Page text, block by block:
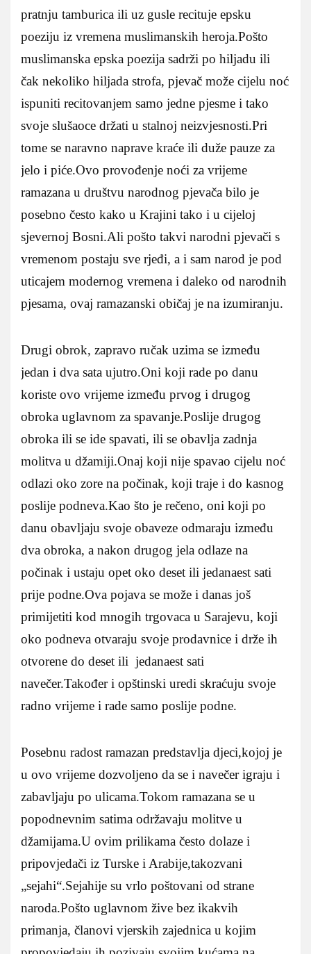
pratnju tamburica ili uz gusle recituje epsku
poeziju iz vremena muslimanskih heroja.Pošto
muslimanska epska poezija sadrži po hiljadu ili
čak nekoliko hiljada strofa, pjevač može cijelu noć
ispuniti recitovanjem samo jedne pjesme i tako
svoje slušaoce držati u stalnoj neizvjesnosti.Pri
tome se naravno naprave kraće ili duže pauze za
jelo i piće.Ovo provođenje noći za vrijeme
ramazana u društvu narodnog pjevača bilo je
posebno često kako u Krajini tako i u cijeloj
sjevernoj Bosni.Ali pošto takvi narodni pjevači s
vremenom postaju sve rjeđi, a i sam narod je pod
uticajem modernog vremena i daleko od narodnih
pjesama, ovaj ramazanski običaj je na izumiranju.
Drugi obrok, zapravo ručak uzima se između
jedan i dva sata ujutro.Oni koji rade po danu
koriste ovo vrijeme između prvog i drugog
obroka uglavnom za spavanje.Poslije drugog
obroka ili se ide spavati, ili se obavlja zadnja
molitva u džamiji.Onaj koji nije spavao cijelu noć
odlazi oko zore na počinak, koji traje i do kasnog
poslije podneva.Kao što je rečeno, oni koji po
danu obavljaju svoje obaveze odmaraju između
dva obroka, a nakon drugog jela odlaze na
počinak i ustaju opet oko deset ili jedanaest sati
prije podne.Ova pojava se može i danas još
primijetiti kod mnogih trgovaca u Sarajevu, koji
oko podneva otvaraju svoje prodavnice i drže ih
otvorene do deset ili jedanaest sati
navečer.Također i opštinski uredi skraćuju svoje
radno vrijeme i rade samo poslije podne.
Posebnu radost ramazan predstavlja djeci,kojoj je
u ovo vrijeme dozvoljeno da se i navečer igraju i
zabavljaju po ulicama.Tokom ramazana se u
popodnevnim satima održavaju molitve u
džamijama.U ovim prilikama često dolaze i
pripovjedači iz Turske i Arabije,takozvani
„sejahi“.Sejahije su vrlo poštovani od strane
naroda.Pošto uglavnom žive bez ikakvih
primanja, članovi vjerskih zajednica u kojim